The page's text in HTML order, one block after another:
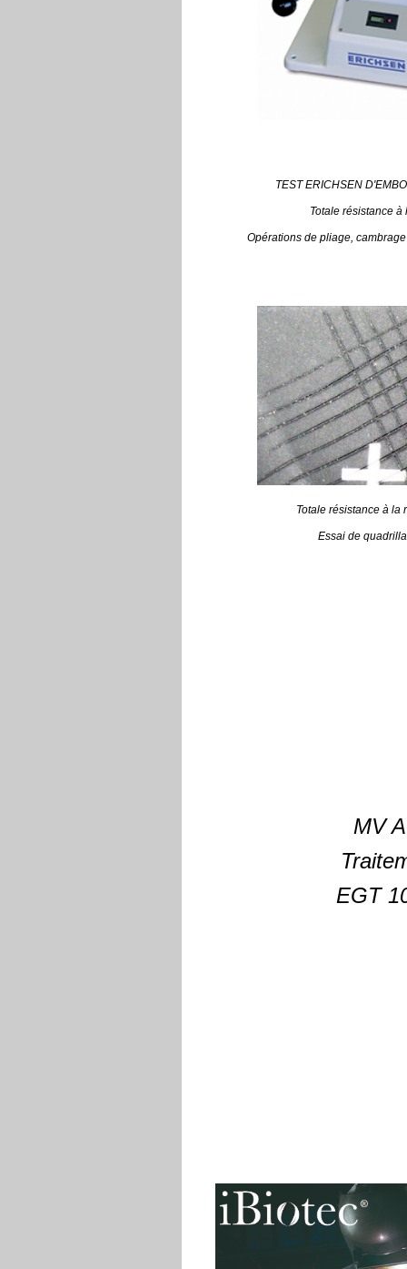
TEST ERICHSEN
Totale résistance à
Opérations de pliage,
Totale résistance à la
Essai de
MV
EGT